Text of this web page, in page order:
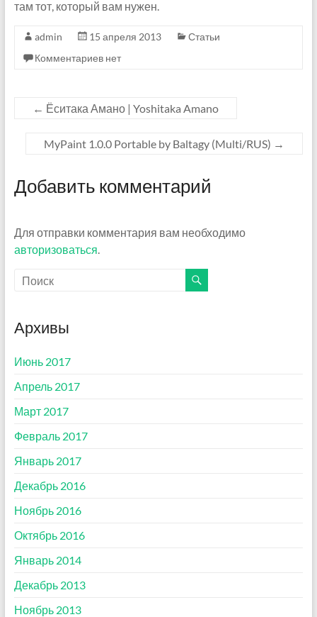
там тот, который вам нужен.
admin 15 апреля 2013
Статьи
Комментариев нет
← Ёситака Амано | Yoshitaka Amano
MyPaint 1.0.0 Portable by Baltagy (Multi/RUS) →
Добавить комментарий
Для отправки комментария вам необходимо
авторизоваться.
Архивы
Июнь 2017
Апрель 2017
Март 2017
Февраль 2017
Январь 2017
Декабрь 2016
Ноябрь 2016
Октябрь 2016
Январь 2014
Декабрь 2013
Ноябрь 2013